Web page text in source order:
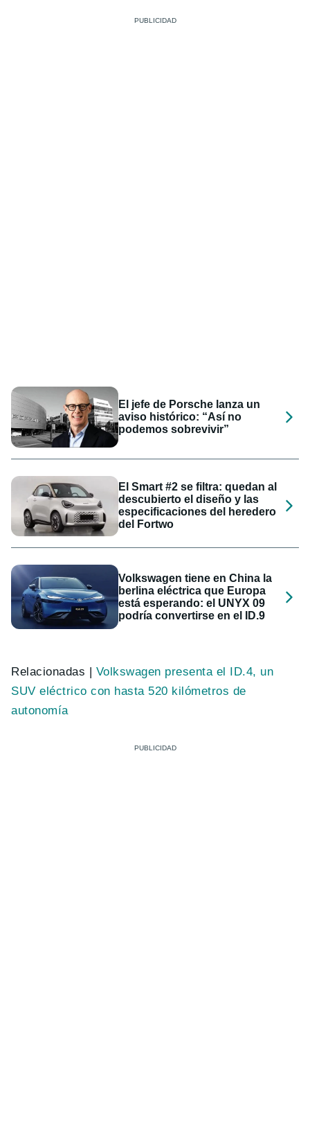
El jefe de Porsche lanza un
aviso histórico: “Así no
podemos sobrevivir”
El Smart #2 se filtra: quedan al
descubierto el diseño y las
especificaciones del heredero
del Fortwo
Volkswagen tiene en China la
berlina eléctrica que Europa
está esperando: el UNYX 09
podría convertirse en el ID.9
Relacionadas | Volkswagen presenta el ID.4, un
SUV eléctrico con hasta 520 kilómetros de
autonomía